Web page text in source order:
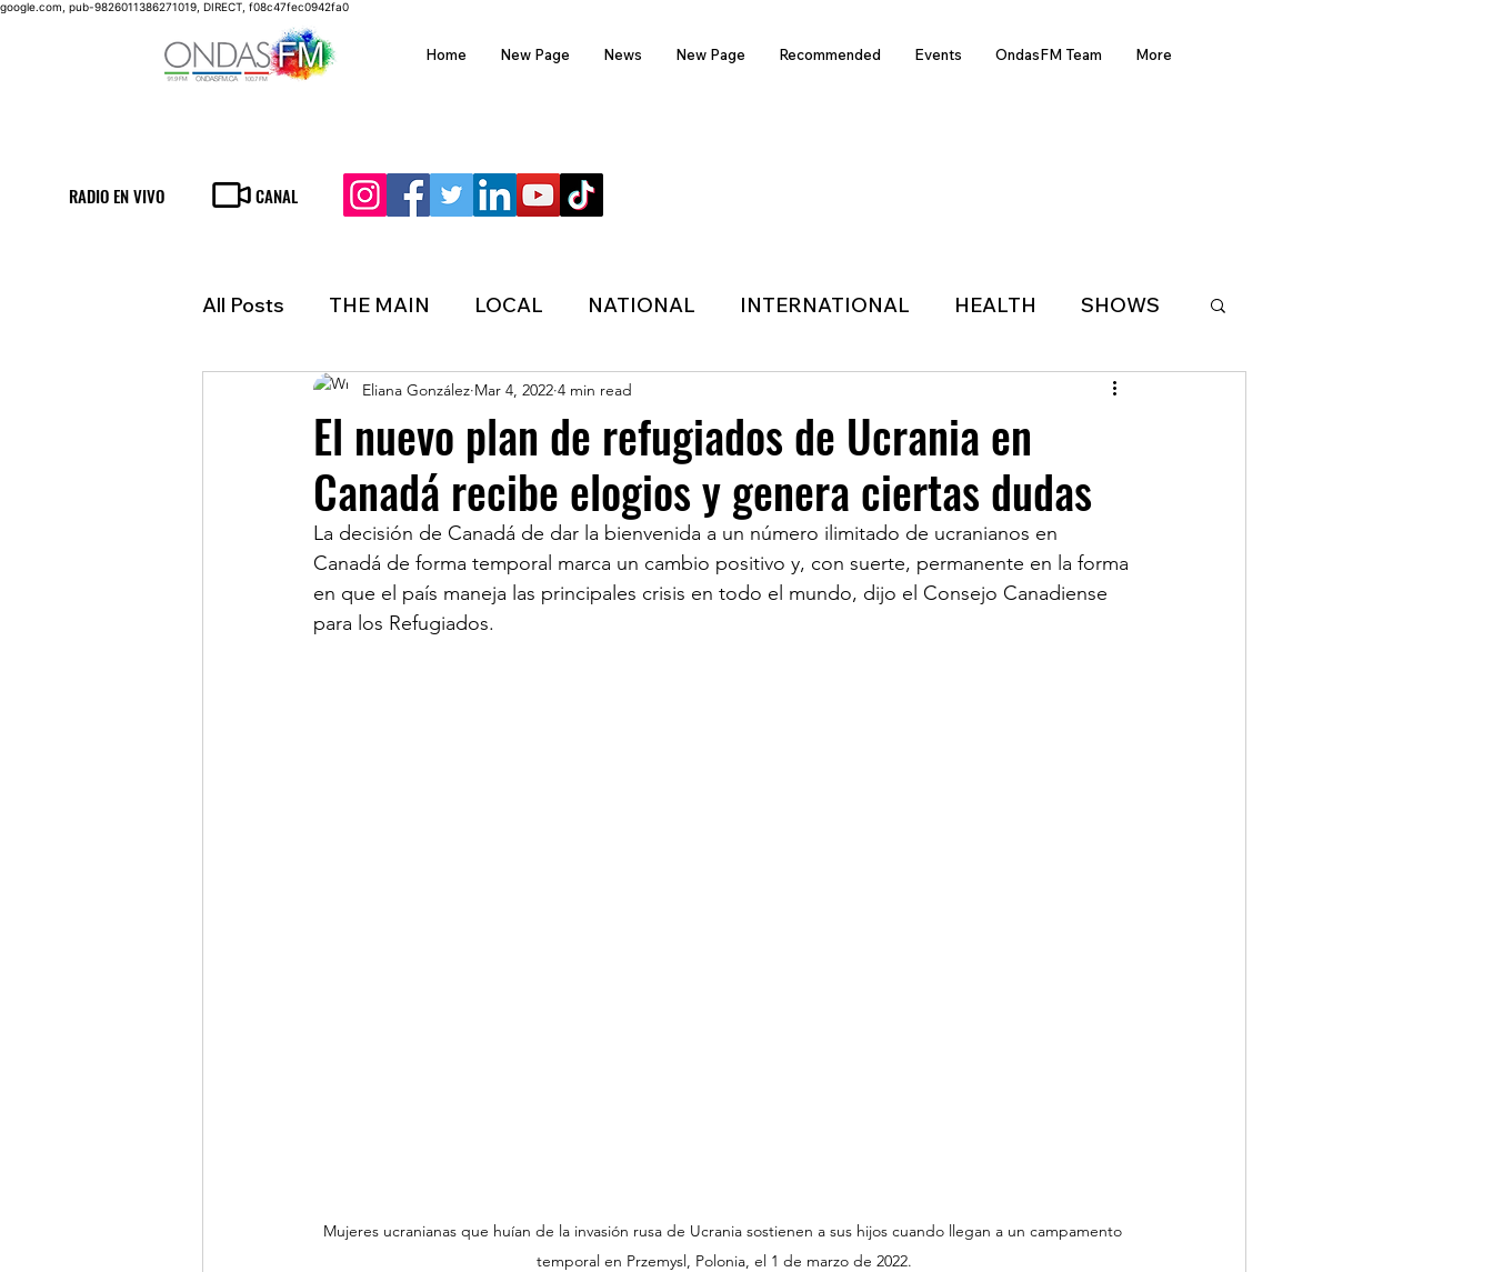
google.com, pub-9826011386271019, DIRECT, f08c47fec0942fa0
Home New Page News New Page Recommended Events OndasFM Team More
RADIO EN VIVO CANAL
All Posts THE MAIN LOCAL NATIONAL INTERNATIONAL HEALTH SHOWS
LIFESTYLE FINANCE TECHNOLOGY LATIN AMERICA
INMIGRATION WEATHER POLITIC ONDASFM RECOMMENDED OF THE WEEK
LINKS OF INTEREST TURISM
El nuevo plan de refugiados de Ucrania en
Canadá recibe elogios y genera ciertas dudas
Eliana González Mar 4, 2022 4 min read
La decisión de Canadá de dar la bienvenida a un número ilimitado de ucranianos en
Canadá de forma temporal marca un cambio positivo y, con suerte, permanente en la forma
en que el país maneja las principales crisis en todo el mundo, dijo el Consejo Canadiense
para los Refugiados.
Mujeres ucranianas que huían de la invasión rusa de Ucrania sostienen a sus hijos cuando llegan a un campamento
temporal en Przemysl, Polonia, el 1 de marzo de 2022.